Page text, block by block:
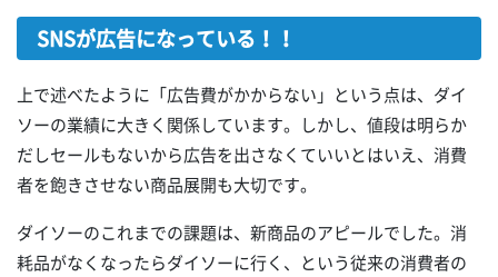
SNSが広告になっている！！
上で述べたように「広告費がかからない」という点は、ダイ
ソーの業績に大きく関係しています。しかし、値段は明らか
だしセールもないから広告を出さなくていいとはいえ、消費
者を飽きさせない商品展開も大切です。
ダイソーのこれまでの課題は、新商品のアピールでした。消
耗品がなくなったらダイソーに行く、という従来の消費者の